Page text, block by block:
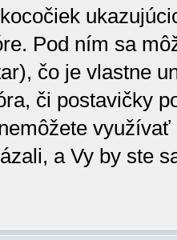
Pod ním sa
čo je vlastne
či postavičky
a Vy by ste